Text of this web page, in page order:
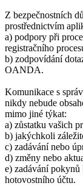
Z bezpečnostních
prostřednictvím
a) podpory při
registračního
b) zodpovídání
OANDA.
Komunikace s
nikdy nebude
mimo jiné týkat:
a) zůstatku vašich
b) jakýchkoli
c) zadávání nebo
d) změny nebo
e) zadávání
hotovostního účtu.